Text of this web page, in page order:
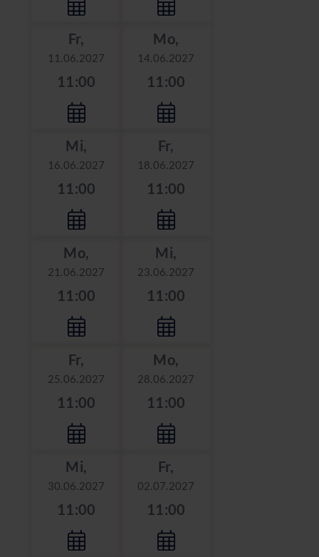
Fr,
11.06.2027
11:00
Mo,
14.06.2027
11:00
Mi,
16.06.2027
11:00
Fr,
18.06.2027
11:00
Mo,
21.06.2027
11:00
Mi,
23.06.2027
11:00
Fr,
25.06.2027
11:00
Mo,
28.06.2027
11:00
Mi,
30.06.2027
11:00
Fr,
02.07.2027
11:00